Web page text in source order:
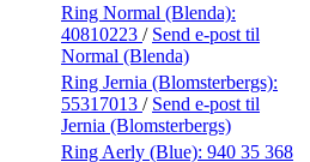
Ring Normal (Blenda):
40810223 / Send e-post til
Normal (Blenda)
Ring Jernia (Blomsterbergs):
55317013 / Send e-post til
Jernia (Blomsterbergs)
Ring Aerly (Blue): 940 35 368